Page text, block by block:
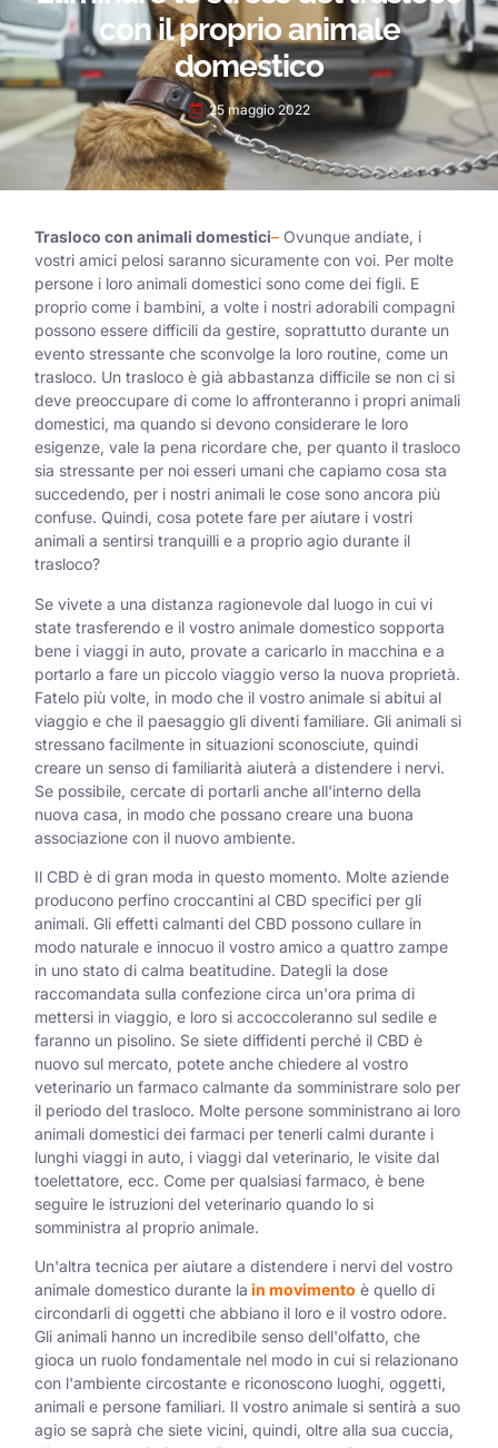
con il proprio animale
domestico
25 maggio 2022
Trasloco con animali domestici– Ovunque andiate, i
vostri amici pelosi saranno sicuramente con voi. Per molte
persone i loro animali domestici sono come dei figli. E
proprio come i bambini, a volte i nostri adorabili compagni
possono essere difficili da gestire, soprattutto durante un
evento stressante che sconvolge la loro routine, come un
trasloco. Un trasloco è già abbastanza difficile se non ci si
deve preoccupare di come lo affronteranno i propri animali
domestici, ma quando si devono considerare le loro
esigenze, vale la pena ricordare che, per quanto il trasloco
sia stressante per noi esseri umani che capiamo cosa sta
succedendo, per i nostri animali le cose sono ancora più
confuse. Quindi, cosa potete fare per aiutare i vostri
animali a sentirsi tranquilli e a proprio agio durante il
trasloco?
Se vivete a una distanza ragionevole dal luogo in cui vi
state trasferendo e il vostro animale domestico sopporta
bene i viaggi in auto, provate a caricarlo in macchina e a
portarlo a fare un piccolo viaggio verso la nuova proprietà.
Fatelo più volte, in modo che il vostro animale si abitui al
viaggio e che il paesaggio gli diventi familiare. Gli animali si
stressano facilmente in situazioni sconosciute, quindi
creare un senso di familiarità aiuterà a distendere i nervi.
Se possibile, cercate di portarli anche all'interno della
nuova casa, in modo che possano creare una buona
associazione con il nuovo ambiente.
Il CBD è di gran moda in questo momento. Molte aziende
producono perfino croccantini al CBD specifici per gli
animali. Gli effetti calmanti del CBD possono cullare in
modo naturale e innocuo il vostro amico a quattro zampe
in uno stato di calma beatitudine. Dategli la dose
raccomandata sulla confezione circa un'ora prima di
mettersi in viaggio, e loro si accoccoleranno sul sedile e
faranno un pisolino. Se siete diffidenti perché il CBD è
nuovo sul mercato, potete anche chiedere al vostro
veterinario un farmaco calmante da somministrare solo per
il periodo del trasloco. Molte persone somministrano ai loro
animali domestici dei farmaci per tenerli calmi durante i
lunghi viaggi in auto, i viaggi dal veterinario, le visite dal
toelettatore, ecc. Come per qualsiasi farmaco, è bene
seguire le istruzioni del veterinario quando lo si
somministra al proprio animale.
Un'altra tecnica per aiutare a distendere i nervi del vostro
animale domestico durante la in movimento è quello di
circondarli di oggetti che abbiano il loro e il vostro odore.
Gli animali hanno un incredibile senso dell'olfatto, che
gioca un ruolo fondamentale nel modo in cui si relazionano
con l'ambiente circostante e riconoscono luoghi, oggetti,
animali e persone familiari. Il vostro animale si sentirà a suo
agio se saprà che siete vicini, quindi, oltre alla sua cuccia,